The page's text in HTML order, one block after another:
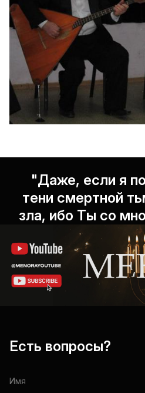
"Даже, если я
тени смертной
зла, ибо Ты со
Есть вопросы?